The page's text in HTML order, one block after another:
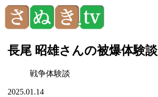
長尾 昭雄さんの被爆体験談
戦争体験談
2025.01.14